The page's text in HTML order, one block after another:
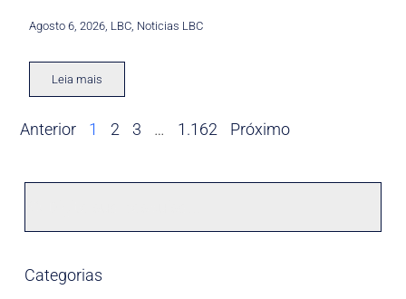
Agosto 6, 2026 LBC Noticias LBC
Leia mais
Anterior 1 2 3 … 1.162 Próximo
Categorias